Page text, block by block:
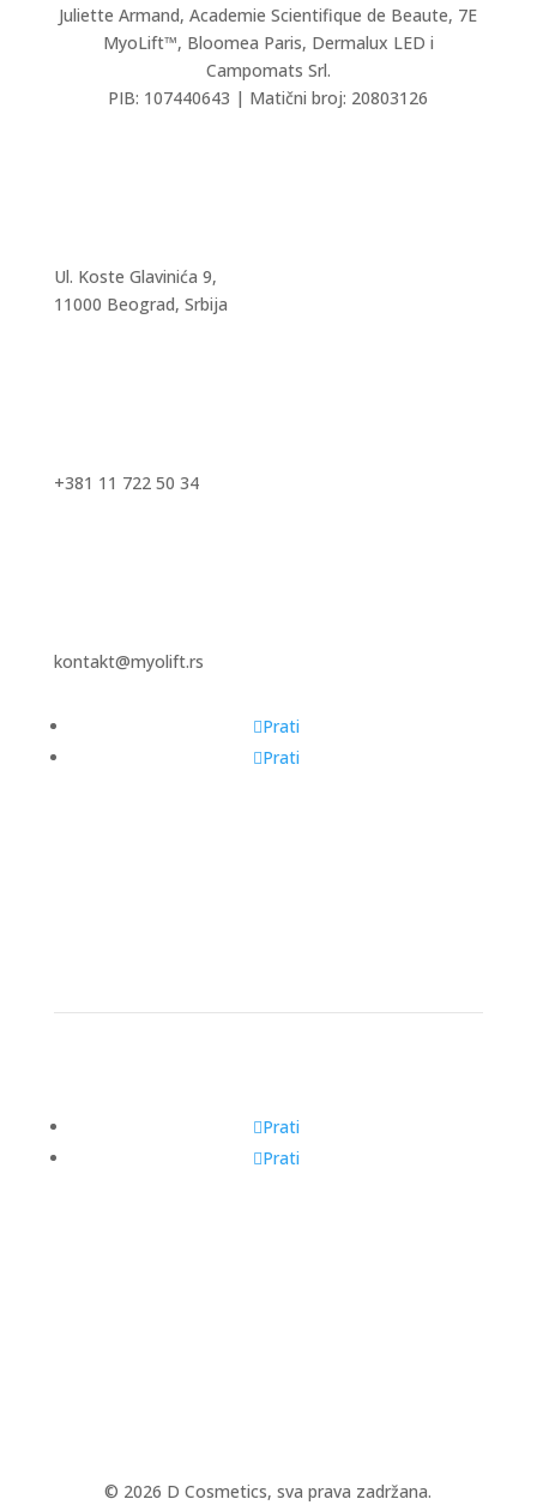
Juliette Armand,Academie Scientifique de Beaute, 7E
MyoLift™, Bloomea Paris, Dermalux LED i
Campomats Srl.
PIB: 107440643 | Matični broj: 20803126
Ul. Koste Glavinića 9,
11000 Beograd, Srbija
+381 11 722 50 34
kontakt@myolift.rs
Prati
Prati
Prati
Prati
© 2026 D Cosmetics, sva prava zadržana.